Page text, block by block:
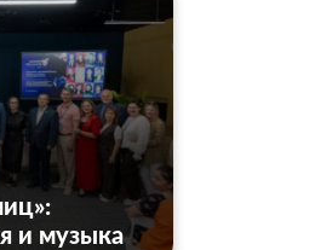
и музыка